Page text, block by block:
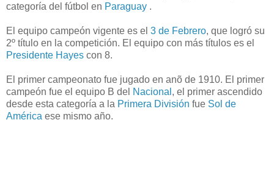
categoría del fútbol en Paraguay .
El equipo campeón vigente es el 3 de Febrero, que logró su
2º título en la competición. El equipo con más títulos es el
Presidente Hayes con 8.
El primer campeonato fue jugado en anõ de 1910. El primer
campeón fue el equipo B del Nacional , el primer ascendido
desde esta categoría a la Primera División fue Sol de
América ese mismo año.